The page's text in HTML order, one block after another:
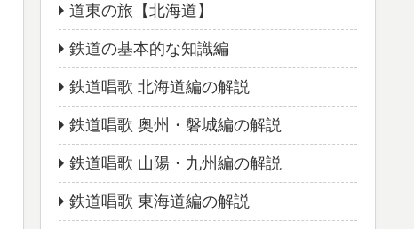
道東の旅【北海道】
鉄道の基本的な知識編
鉄道唱歌 北海道編の解説
鉄道唱歌 奥州・磐城編の解説
鉄道唱歌 山陽・九州編の解説
鉄道唱歌 東海道編の解説